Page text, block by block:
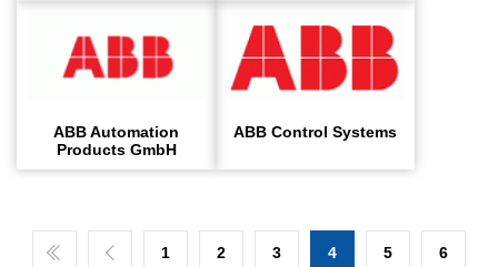
ABB Automation
Products GmbH
ABB Control Systems
1 2 3 4 5 6